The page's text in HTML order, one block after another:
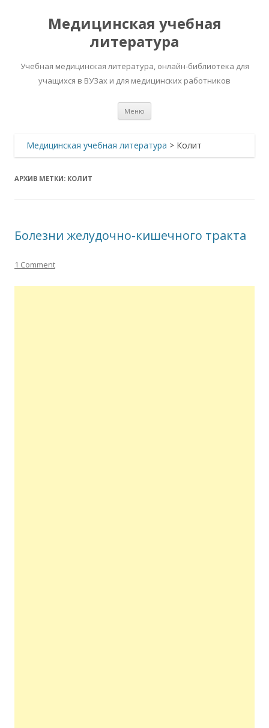
Медицинская учебная
литература
Учебная медицинская литература, онлайн-библиотека для
учащихся в ВУЗах и для медицинских работников
Меню
Медицинская учебная литература > Колит
АРХИВ МЕТКИ: КОЛИТ
Болезни желудочно-кишечного тракта
1 Comment